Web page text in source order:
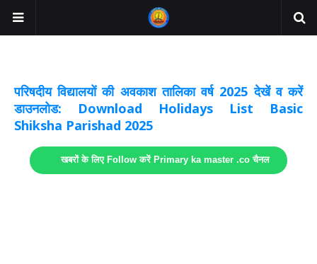
परिषदीय विद्यालयों की अवकाश तालिका वर्ष 2025 देखें व करें
डाउनलोड: Download Holidays List Basic
Shiksha Parishad 2025
खबरों के लिए Follow करें Primary ka master .co चैनल